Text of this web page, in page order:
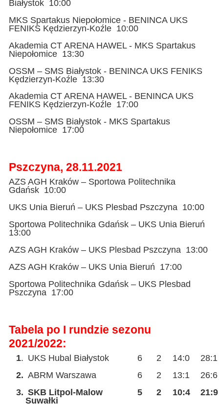
Białystok 10:00
MKS Spartakus Niepołomice - BENINCA UKS
FENIKS Kędzierzyn-Koźle 10:00
Akademia CT ARENA HAWEL - MKS Spartakus
Niepołomice 13:30
OSSM – SMS Białystok - BENINCA UKS FENIKS
Kędzierzyn-Koźle 13:30
Akademia CT ARENA HAWEL - BENINCA UKS
FENIKS Kędzierzyn-Koźle 17:00
OSSM – SMS Białystok - MKS Spartakus
Niepołomice 17:00
Pszczyna, 28.11.2021
AZS AGH Kraków – Sportowa Politechnika
Gdańsk 10:00
UKS Unia Bieruń – UKS Plesbad Pszczyna 10:00
Sportowa Politechnika Gdańsk – UKS Unia Bieruń
13:00
AZS AGH Kraków – UKS Plesbad Pszczyna 13:00
AZS AGH Kraków – UKS Unia Bieruń 17:00
Sportowa Politechnika Gdańsk – UKS Plesbad
Pszczyna 17:00
Tabela po I rundzie sezonu
2021/2022:
1. UKS Hubal Białystok 6 2 14:0
28:1
2. ABRM Warszawa 6 2 13:1
26:6
3. SKB Litpol-Malow
Suwałki
5 2 10:4 21:9